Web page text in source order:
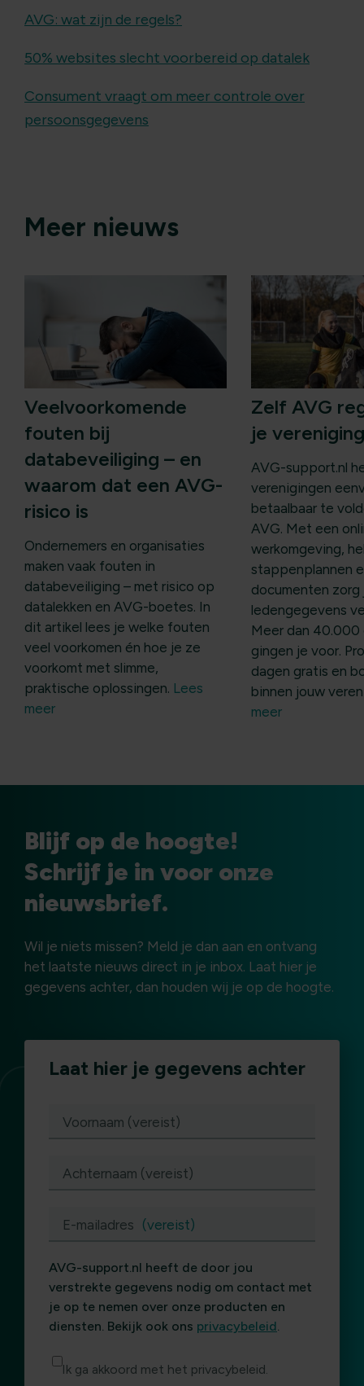
AVG: wat zijn de regels?
50% websites slecht voorbereid op datalek
Consument vraagt om meer controle over
persoonsgegevens
Meer nieuws
Veelvoorkomende
fouten bij
databeveiliging – en
waarom dat een AVG-
risico is
Ondernemers en organisaties
maken vaak fouten in
databeveiliging – met risico op
datalekken en AVG-boetes. In
dit artikel lees je welke fouten
veel voorkomen én hoe je ze
voorkomt met slimme,
praktische oplossingen. Lees
meer
Zelf AVG
je vereniging
AVG-support.nl
verenigingen
betaalbaar te
AVG. Met een
werkomgeving,
stappenplannen
documenten
ledengegevens
Meer dan 40.000
gingen je voor.
dagen gratis en
binnen jouw
meer
Blijf op de hoogte!
Schrijf je in voor onze
nieuwsbrief.
Wil je niets missen? Meld je dan aan en ontvang
het laatste nieuws direct in je inbox. Laat hier je
gegevens achter, dan houden wij je op de hoogte.
Laat hier je gegevens achter
Voornaam (vereist)
Achternaam (vereist)
E-mailadres (vereist)
AVG-support.nl heeft de door jou
verstrekte gegevens nodig om contact met
je op te nemen over onze producten en
diensten. Bekijk ook ons privacybeleid
Ik ga akkoord met het privacybeleid.